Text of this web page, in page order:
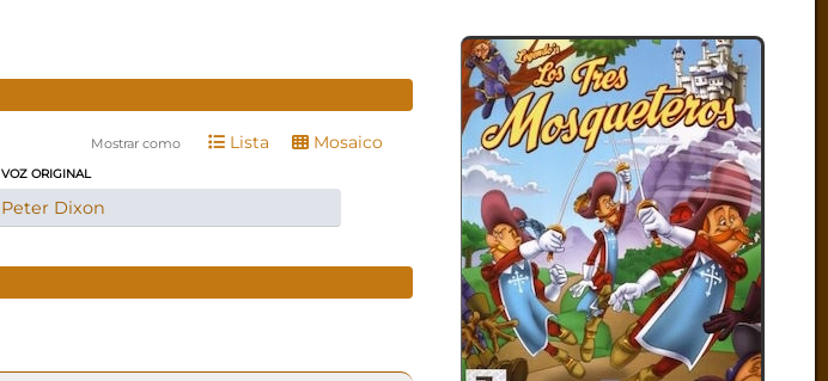
Mostrar como Lista Mosaico
VOZ ORIGINAL
Peter Dixon